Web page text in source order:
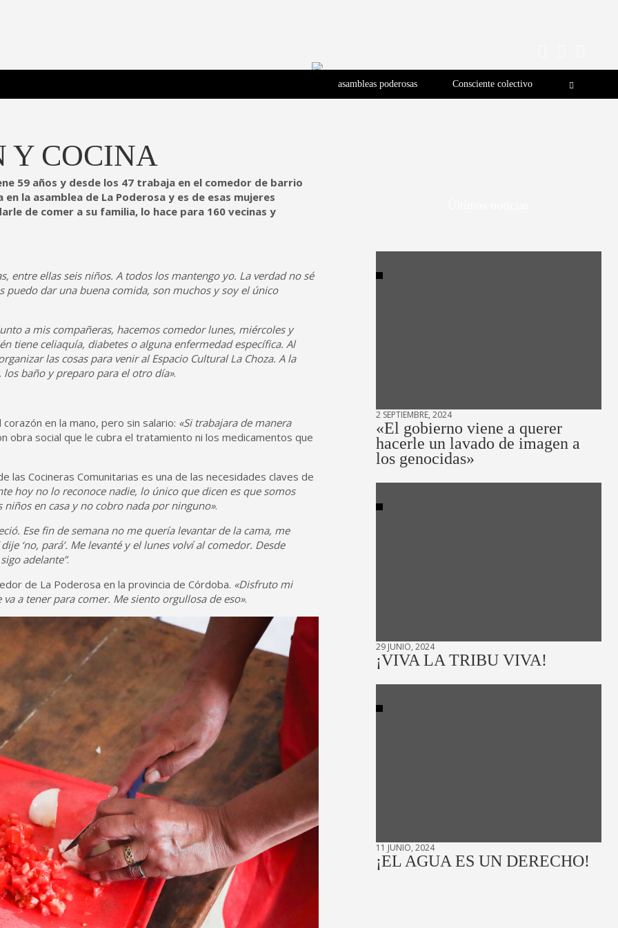
asambleas poderosas Consciente colectivo
Y COCINA
59 años y desde los 47 trabaja en el comedor de barrio
la asamblea de La Poderosa y es de esas mujeres
de comer a su familia, lo hace para 160 vecinas y
entre ellas seis niños. A todos los mantengo yo. La verdad no sé
puedo dar una buena comida, son muchos y soy el único
a mis compañeras, hacemos comedor lunes, miércoles y
tiene celiaquía, diabetes o alguna enfermedad específica. Al
las cosas para venir al Espacio Cultural La Choza. A la
los baño y preparo para el otro día».
en la mano, pero sin salario: «Si trabajara de manera
obra social que le cubra el tratamiento ni los medicamentos que
las Cocineras Comunitarias es una de las necesidades claves de
hoy no lo reconoce nadie, lo único que dicen es que somos
en casa y no cobro nada por ninguno».
Ese fin de semana no me quería levantar de la cama, me
‘no, pará’. Me levanté y el lunes volví al comedor. Desde
adelante”.
de La Poderosa en la provincia de Córdoba. «Disfruto mi
a tener para comer. Me siento orgullosa de eso».
2 SEPTIEMBRE, 2024
«El gobierno viene a querer
hacerle un lavado de imagen a
los genocidas»
29 JUNIO, 2024
¡VIVA LA TRIBU VIVA!
11 JUNIO, 2024
¡EL AGUA ES UN DERECHO!